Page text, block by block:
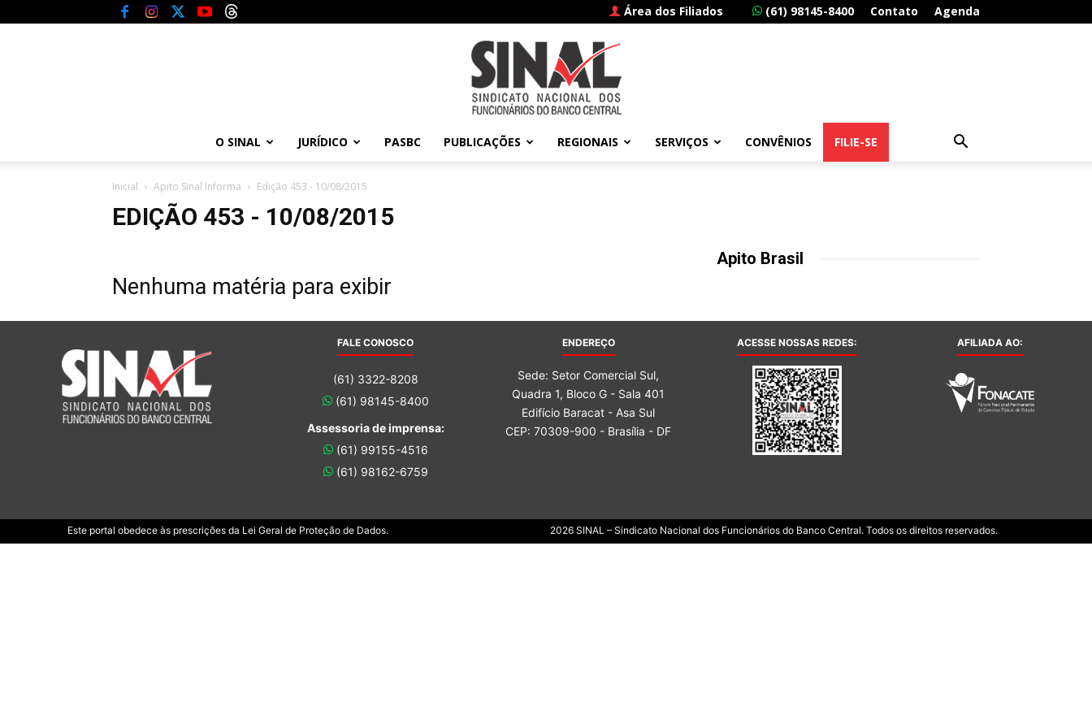
Área dos Filiados (61) 98145-8400 Contato Agenda
Sindicato
O SINAL JURÍDICO PASBC PUBLICAÇÕES REGIONAIS SERVIÇOS CONVÊNIOS FILIE-SE
Inicial Apito Sinal Informa Edição 453 - 10/08/2015
EDIÇÃO 453 - 10/08/2015
Nenhuma matéria para exibir
Apito Brasil
FALE CONOSCO
(61) 3322-8208
(61) 98145-8400
Assessoria de imprensa:
(61) 99155-4516
(61) 98162-6759
ENDEREÇO
Sede: Setor Comercial Sul,
Quadra 1, Bloco G - Sala 401
Edifício Baracat - Asa Sul
CEP: 70309-900 - Brasília - DF
ACESSE NOSSAS REDES: AFILIADA AO:
Este portal obedece às prescrições da Lei Geral de Proteção de Dados. 2026 SINAL – Sindicato Nacional dos Funcionários do Banco Central. Todos os direitos reservados.